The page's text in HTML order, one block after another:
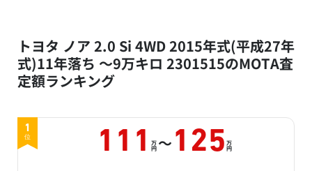
トヨタ ノア 2.0 Si 4WD 2015年式(平成27年
式)11年落ち ～9万キロ 2301515のMOTA査
定額ランキング
1
位 111 万
円 ～ 125 万
円